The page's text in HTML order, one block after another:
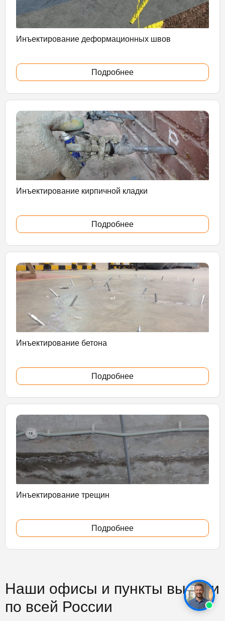
Инъектирование деформационных швов
Подробнее
Инъектирование кирпичной кладки
Подробнее
Инъектирование бетона
Подробнее
Инъектирование трещин
Подробнее
Наши офисы и пункты выдачи
по всей России